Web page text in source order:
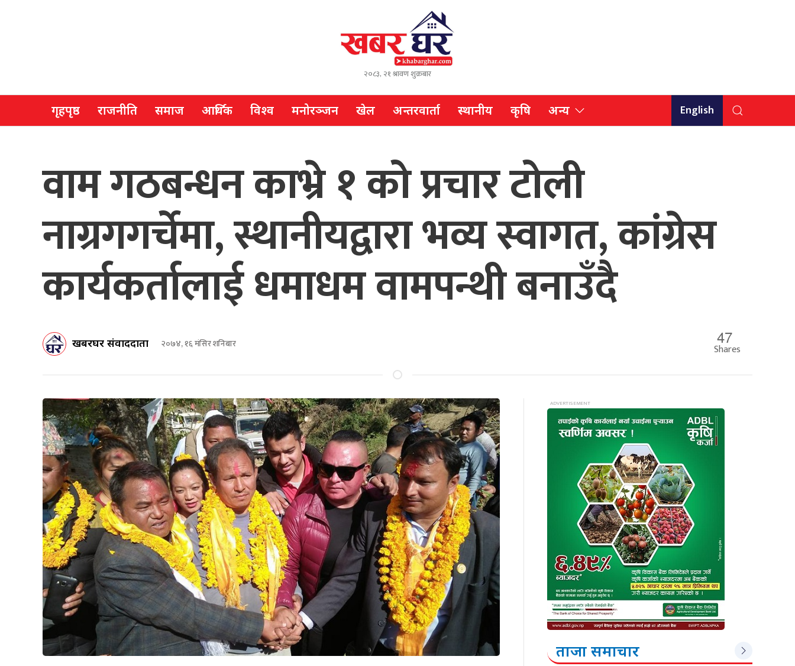
२०८३, २१ श्रावण शुक्रबार
गृहपृष्ठ राजनीति समाज आर्थिक विश्व मनोरञ्जन खेल अन्तरवार्ता स्थानीय कृषि अन्य English
वाम गठबन्धन काभ्रे १ को प्रचार टोली
नाग्रगगर्चेमा, स्थानीयद्वारा भव्य स्वागत, कांग्रेस
कार्यकर्तालाई धमाधम वामपन्थी बनाउँदै
खबरघर संवाददाता २०७४, १६ मंसिर शनिबार 47
Shares
ताजा समाचार